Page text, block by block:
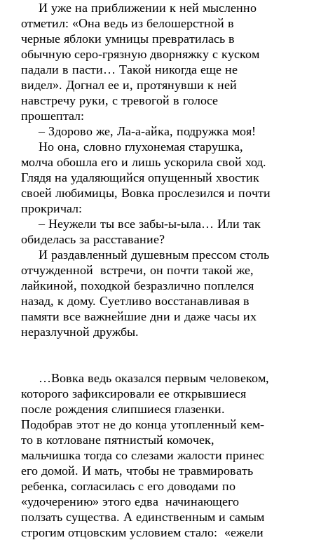
И уже на приближении к ней мысленно
отметил: «Она ведь из белошерстной в
черные яблоки умницы превратилась в
обычную серо-грязную дворняжку с куском
падали в пасти… Такой никогда еще не
видел». Догнал ее и, протянувши к ней
навстречу руки, с тревогой в голосе
прошептал:
– Здорово же, Ла-а-айка, подружка моя!
Но она, словно глухонемая старушка,
молча обошла его и лишь ускорила свой ход.
Глядя на удаляющийся опущенный хвостик
своей любимицы, Вовка прослезился и почти
прокричал:
– Неужели ты все забы-ы-ыла… Или так
обиделась за расставание?
И раздавленный душевным прессом столь
отчужденной встречи, он почти такой же,
лайкиной, походкой безразлично поплелся
назад, к дому. Суетливо восстанавливая в
памяти все важнейшие дни и даже часы их
неразлучной дружбы.
…Вовка ведь оказался первым человеком,
которого зафиксировали ее открывшиеся
после рождения слипшиеся глазенки.
Подобрав этот не до конца утопленный кем-
то в котловане пятнистый комочек,
мальчишка тогда со слезами жалости принес
его домой. И мать, чтобы не травмировать
ребенка, согласилась с его доводами по
«удочерению» этого едва начинающего
ползать существа. А единственным и самым
строгим отцовским условием стало: «ежели